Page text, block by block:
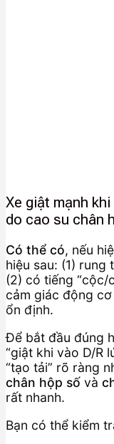
Xe giật mạnh
do cao su chân
Có thể có, nếu
hiệu sau: (1) rung
(2) có tiếng “cộc/
cảm giác động
ổn định.
Để bắt đầu đúng
“giật khi vào D/R
“tạo tải” rõ ràng
chân hộp số và
rất nhanh.
Bạn có thể kiểm